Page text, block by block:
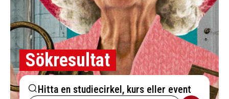
Sökresultat
Hitta en studiecirkel, kurs eller event